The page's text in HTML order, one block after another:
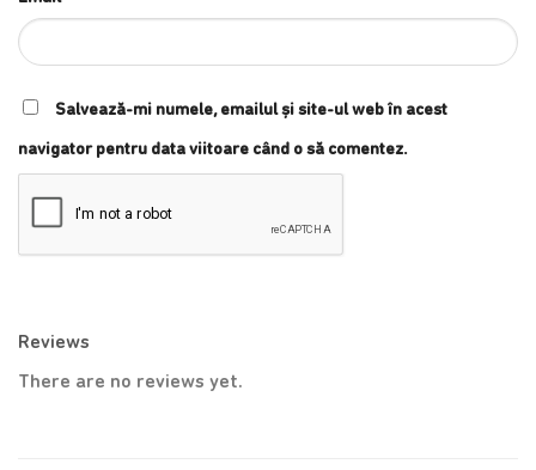
Salvează-mi numele, emailul și site-ul web în acest
navigator pentru data viitoare când o să comentez.
Reviews
There are no reviews yet.